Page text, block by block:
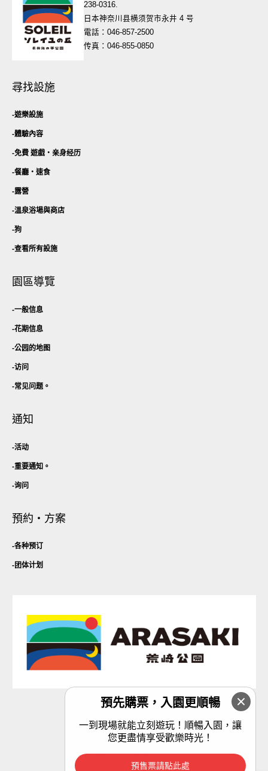
238-0316.
日本神奈川县横须贺市永井 4 号
電話：046-857-2500
传真：046-855-0850
尋找設施
遊樂設施
體驗內容
免費 遊戲・ 亲身经历
餐廳・ 速食
露營
溫泉浴場與商店
狗
查看所有設施
園區導覽
一般信息
花期信息
公园的地图
访问
常见问题。
通知
活动
重要通知。
询问
預約・方案
各种预订
团体计划
隐私政策
指定经理：区域管理横须贺合资公司
(c) 地区管理横须贺合资企业。
預先購票，入園更順暢
一到現場就能立刻遊玩！順暢入園，讓
您更盡情享受歡樂時光！
預售票請點此處